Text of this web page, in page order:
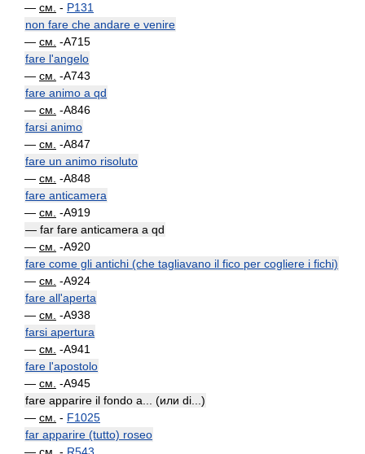
— см. - P131
non fare che andare e venire
— см. -A715
fare l'angelo
— см. -A743
fare animo a qd
— см. -A846
farsi animo
— см. -A847
fare un animo risoluto
— см. -A848
fare anticamera
— см. -A919
— far fare anticamera a qd
— см. -A920
fare come gli antichi (che tagliavano il fico per cogliere i fichi)
— см. -A924
fare all'aperta
— см. -A938
farsi apertura
— см. -A941
fare l'apostolo
— см. -A945
fare apparire il fondo a... (или di...)
— см. - F1025
far apparire (tutto) roseo